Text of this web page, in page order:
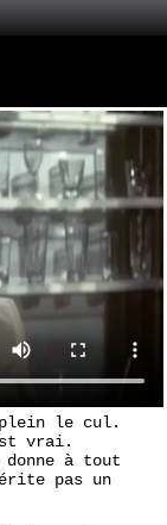
plein le cul.
vrai.
à tout
pas un